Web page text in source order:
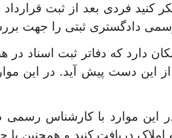
کنید فردی بعد از ثبت
دادگستری ثبتی را جهت
دارد که دفاتر ثبت اسناد در
این دست پیش آید. در این
این موارد با کارشناس
املاک دریافت کنید و همچنین